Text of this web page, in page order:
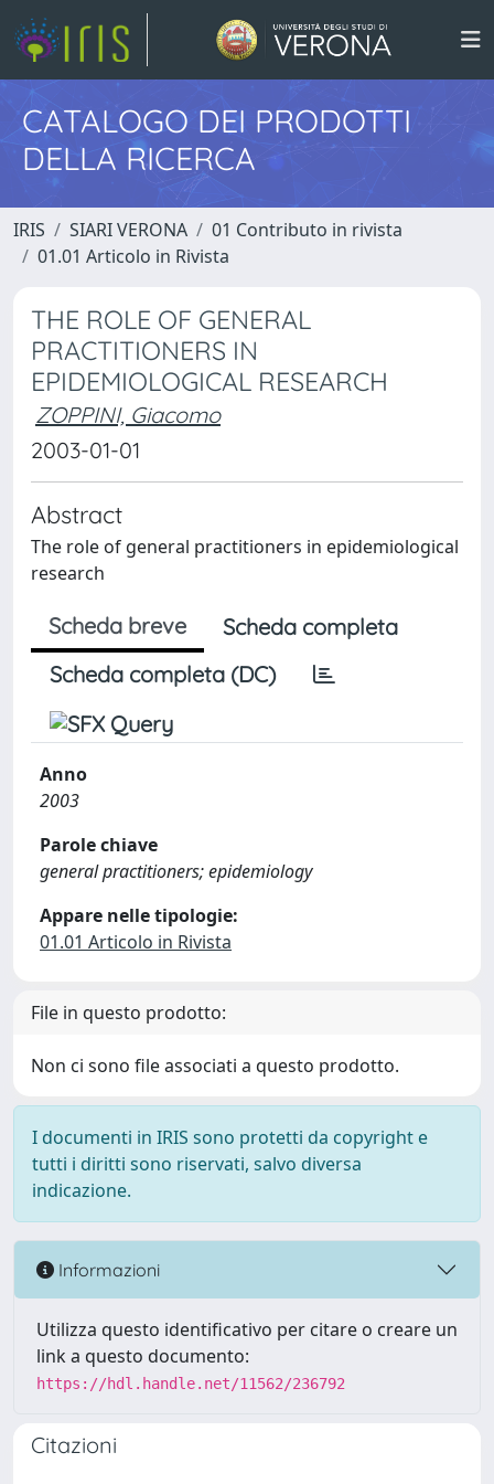
CATALOGO DEI PRODOTTI
DELLA RICERCA
IRIS SIARI VERONA
01 Contributo in rivista
01.01 Articolo in Rivista
THE ROLE OF GENERAL
PRACTITIONERS IN
EPIDEMIOLOGICAL RESEARCH
ZOPPINI, Giacomo
2003-01-01
Abstract
The role of general practitioners in epidemiological
research
Scheda breve
Scheda completa
Scheda completa (DC)
Anno
2003
Parole chiave
general practitioners; epidemiology
Appare nelle tipologie:
01.01 Articolo in Rivista
File in questo prodotto:
Non ci sono file associati a questo prodotto.
I documenti in IRIS sono protetti da copyright e
tutti i diritti sono riservati, salvo diversa
indicazione.
Informazioni
Utilizza questo identificativo per citare o creare un
link a questo documento:
https://hdl.handle.net/11562/236792
Citazioni